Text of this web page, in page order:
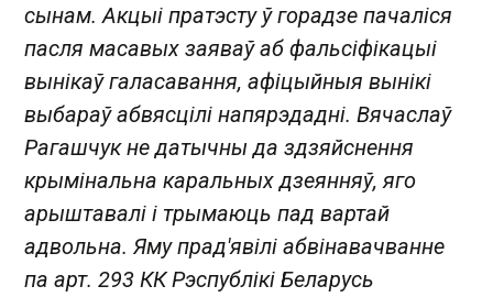
сынам. Акцыі пратэсту ў горадзе пачаліся
пасля масавых заяваў аб фальсіфікацыі
вынікаў галасавання, афіцыйныя вынікі
выбараў абвясцілі напярэдадні. Вячаслаў
Рагашчук не датычны да здзяйснення
крымінальна каральных дзеянняў, яго
арыштавалі і трымаюць пад вартай
адвольна. Яму прад'явілі абвінавачванне
па арт. 293 КК Рэспублікі Беларусь